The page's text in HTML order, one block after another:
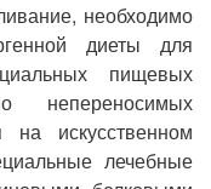
необходимо
диеты для
пищевых
непереносимых
на искусственном
лечебные